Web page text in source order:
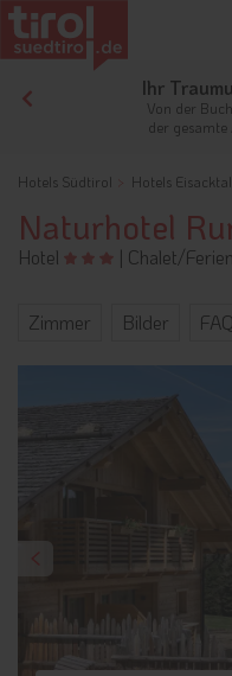
Ihr
Von der
der
Hotels Südtirol Hotels Eisacktal
Naturhotel
Hotel | Chalet/
Zimmer Bilder FAQ